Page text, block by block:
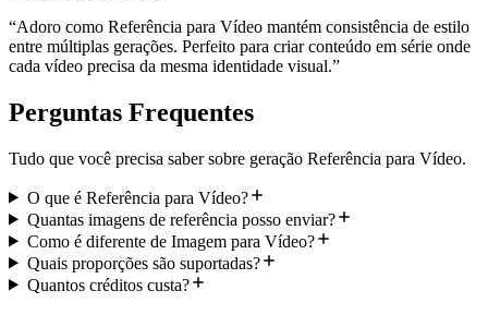
“Adoro como Referência para Vídeo mantém consistência de estilo
entre múltiplas gerações. Perfeito para criar conteúdo em série onde
cada vídeo precisa da mesma identidade visual.”
Perguntas Frequentes
Tudo que você precisa saber sobre geração Referência para Vídeo.
O que é Referência para Vídeo?
Quantas imagens de referência posso enviar?
Como é diferente de Imagem para Vídeo?
Quais proporções são suportadas?
Quantos créditos custa?